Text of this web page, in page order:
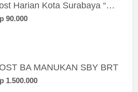
Kost Harian Kota Surabaya “Sierra Kost”
90.000
BA MANUKAN SBY BRT
1.500.000